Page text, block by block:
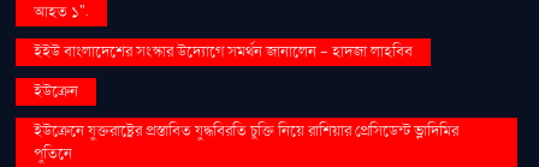
আহত ১".
ইইউ বাংলাদেশের সংস্কার উদ্যোগে সমর্থন জানালেন - হাদজা লাহবিব
ইউক্রেন
ইউক্রেনে যুক্তরাষ্ট্রের প্রস্তাবিত যুদ্ধবিরতি চুক্তি নিয়ে রাশিয়ার প্রেসিডেন্ট ভ্লাদিমির
পুতিনে